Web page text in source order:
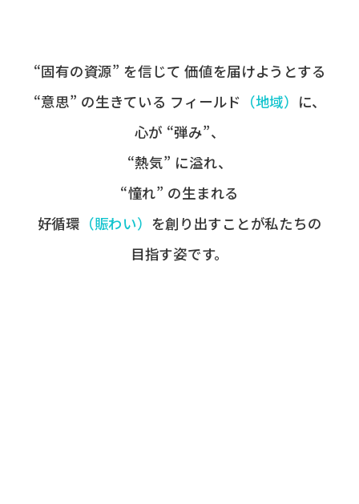
“固有の​資源” を​信じて 価値を​届けようとする​
“意思” の​生きている フィールド ​（地域） に、
心が​ “弾み”、
“熱気” に​溢れ、
“憧れ” の​生まれる
好循環 ​（賑わい） を​創り出すことが​私たちの​
目指す姿です。​